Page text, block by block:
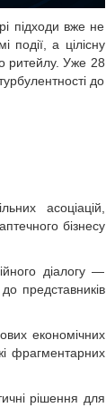
підходи вже не
а цілісну
ритейлу. Уже 28
до
асоціацій,
бізнесу
діалогу —
представників
економічних
фрагментарних
рішення для